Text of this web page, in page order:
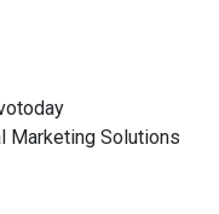
Marketing Solutions